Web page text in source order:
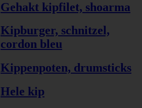
Gehakt kipfilet, shoarma
Kipburger, schnitzel,
cordon bleu
Kippenpoten, drumsticks
Hele kip